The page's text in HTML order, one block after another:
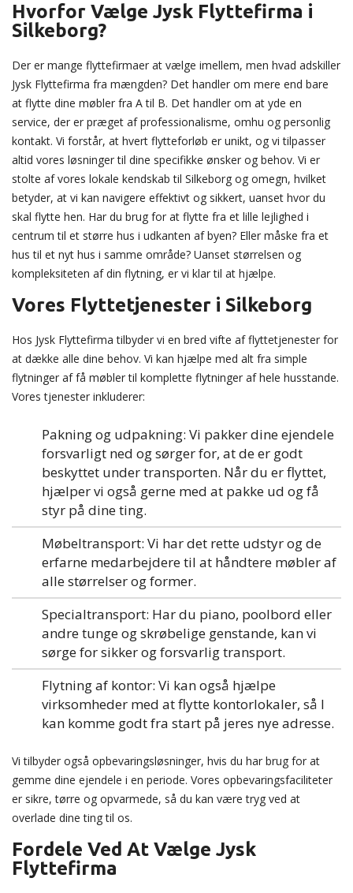
Hvorfor Vælge Jysk Flyttefirma i
Silkeborg?
Der er mange flyttefirmaer at vælge imellem, men hvad adskiller
Jysk Flyttefirma fra mængden? Det handler om mere end bare
at flytte dine møbler fra A til B. Det handler om at yde en
service, der er præget af professionalisme, omhu og personlig
kontakt. Vi forstår, at hvert flytteforløb er unikt, og vi tilpasser
altid vores løsninger til dine specifikke ønsker og behov. Vi er
stolte af vores lokale kendskab til Silkeborg og omegn, hvilket
betyder, at vi kan navigere effektivt og sikkert, uanset hvor du
skal flytte hen. Har du brug for at flytte fra et lille lejlighed i
centrum til et større hus i udkanten af byen? Eller måske fra et
hus til et nyt hus i samme område? Uanset størrelsen og
kompleksiteten af din flytning, er vi klar til at hjælpe.
Vores Flyttetjenester i Silkeborg
Hos Jysk Flyttefirma tilbyder vi en bred vifte af flyttetjenester for
at dække alle dine behov. Vi kan hjælpe med alt fra simple
flytninger af få møbler til komplette flytninger af hele husstande.
Vores tjenester inkluderer:
Pakning og udpakning: Vi pakker dine ejendele
forsvarligt ned og sørger for, at de er godt
beskyttet under transporten. Når du er flyttet,
hjælper vi også gerne med at pakke ud og få
styr på dine ting.
Møbeltransport: Vi har det rette udstyr og de
erfarne medarbejdere til at håndtere møbler af
alle størrelser og former.
Specialtransport: Har du piano, poolbord eller
andre tunge og skrøbelige genstande, kan vi
sørge for sikker og forsvarlig transport.
Flytning af kontor: Vi kan også hjælpe
virksomheder med at flytte kontorlokaler, så I
kan komme godt fra start på jeres nye adresse.
Vi tilbyder også opbevaringsløsninger, hvis du har brug for at
gemme dine ejendele i en periode. Vores opbevaringsfaciliteter
er sikre, tørre og opvarmede, så du kan være tryg ved at
overlade dine ting til os.
Fordele Ved At Vælge Jysk
Flyttefirma